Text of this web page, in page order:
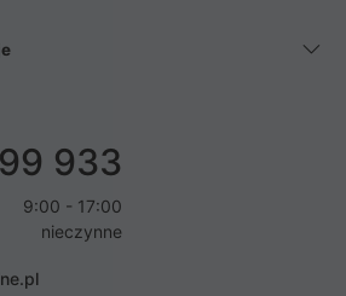
933
9:00 - 17:00
nieczynne